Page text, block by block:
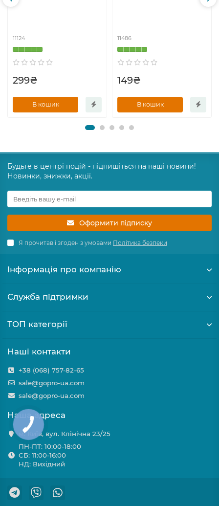
11124
299₴
В кошик
11486
149₴
В кошик
Будьте в центрі подій - підпишіться на наші новини!
Новинки, знижки, акції.
Оформити підписку
Я прочитав і згоден з умовами Політика безпеки
Інформація про компанію
Служба підтримки
ТОП категорії
Наші контакти
+38 (068) 757-82-65
sale@gopro-ua.com
sale@gopro-ua.com
Наша адреса
м. Київ, вул. Клінічна 23/25
ПН-ПТ: 10:00-18:00
СБ: 11:00-16:00
НД: Вихідний